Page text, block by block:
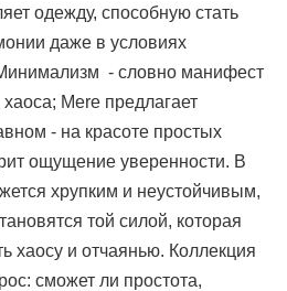
одежду, способную стать
даже в условиях
- словно манифест
Mere предлагает
- на красоте простых
ощущение уверенности. В
хрупким и неустойчивым,
той силой, которая
хаосу и отчаянью. Коллекция
сможет ли простота,